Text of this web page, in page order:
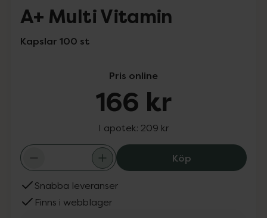
A+ Multi Vitamin
Kapslar 100 st
Pris online
166 kr
I apotek: 209 kr
Köp A+ Multi
Snabba leveranser
Finns i webblager